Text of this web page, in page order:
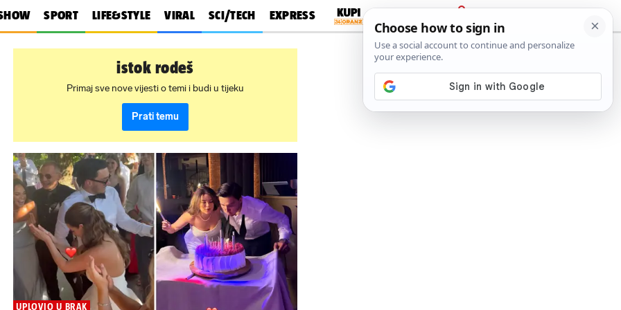
SPORT LIFE&STYLE VIRAL SCI/TECH EXPRESS
PRIJAVA
istok rodeš
Primaj sve nove vijesti o temi i budi u tijeku
Prati temu
UPLOVIO U BRAK